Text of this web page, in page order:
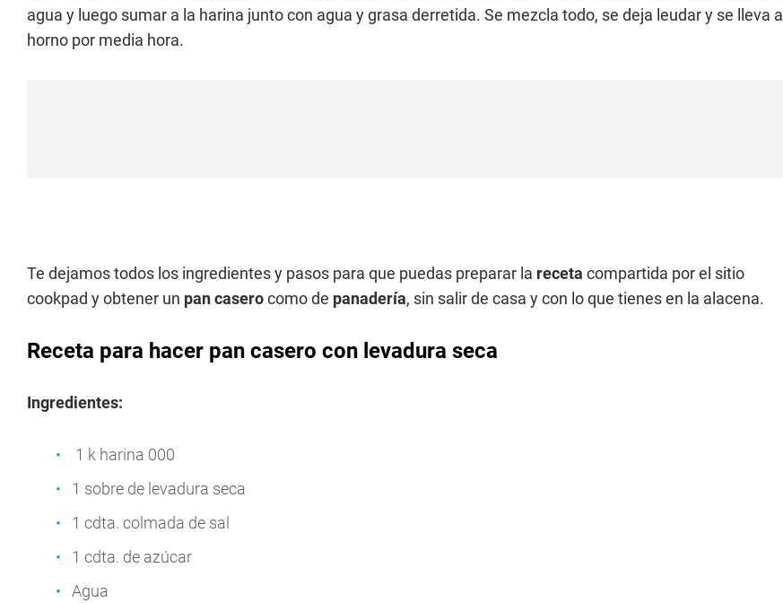
agua y luego sumar a la harina junto con agua y grasa derretida. Se mezcla todo, se deja leudar y se lleva al
horno por media hora.
Te dejamos todos los ingredientes y pasos para que puedas preparar la receta compartida por el sitio
cookpad y obtener un pan caserocomo de panadería, sin salir de casa y con lo que tienes en la alacena.
Receta para hacer pan casero con levadura seca
Ingredientes:
1 k harina 000
1 sobre de levadura seca
1 cdta. colmada de sal
1 cdta. de azúcar
Agua